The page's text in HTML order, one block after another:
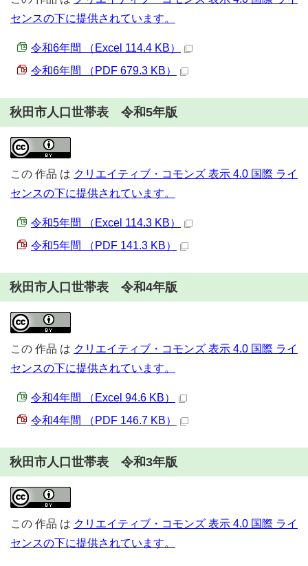
センスの下に提供されています。
令和6年間 （Excel 114.4 KB）
令和6年間 （PDF 679.3 KB）
秋田市人口世帯表 令和5年版
この 作品 は クリエイティブ・コモンズ 表示 4.0 国際 ライ
センスの下に提供されています。
令和5年間 （Excel 114.3 KB）
令和5年間 （PDF 141.3 KB）
秋田市人口世帯表 令和4年版
この 作品 は クリエイティブ・コモンズ 表示 4.0 国際 ライ
センスの下に提供されています。
令和4年間 （Excel 94.6 KB）
令和4年間 （PDF 146.7 KB）
秋田市人口世帯表 令和3年版
この 作品 は クリエイティブ・コモンズ 表示 4.0 国際 ライ
センスの下に提供されています。